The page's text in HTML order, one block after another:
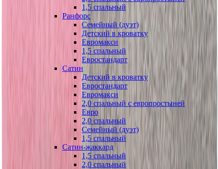
1,5 спальный
Ранфорс
Семейный (дуэт)
Детский в кроватку
Евромакси
1,5 спальный
Евростандарт
Сатин
Детский в кроватку
Евростандарт
Евромакси
2,0 спальный с европростыней
Евро
2,0 спальный
Семейный (дуэт)
1,5 спальный
Сатин-жаккард
1,5 спальный
2,0 спальный